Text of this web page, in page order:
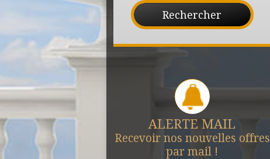
ALERTE MAIL
Recevoir nos nouvelles offres
par mail !